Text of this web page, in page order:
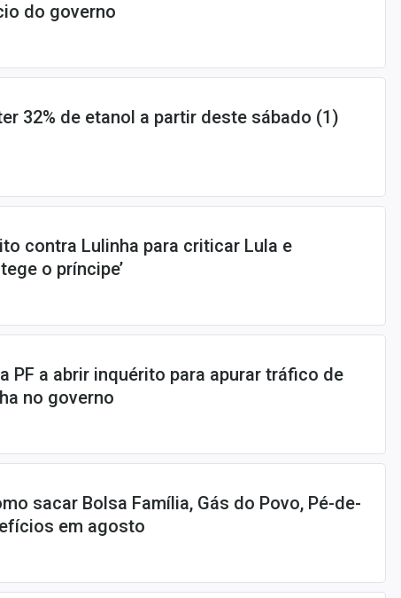
do governo
32% de etanol a partir deste sábado (1)
contra Lulinha para criticar Lula e
o príncipe’
PF a abrir inquérito para apurar tráfico de
no governo
sacar Bolsa Família, Gás do Povo, Pé-de-
em agosto